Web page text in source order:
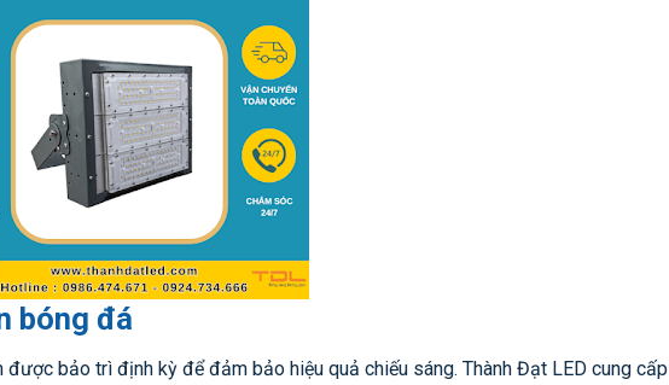
bóng đá
bảo trì định kỳ để đảm bảo hiệu quả chiếu sáng. Thành Đạt LED cung cấp